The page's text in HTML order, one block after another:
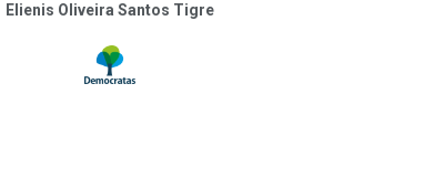
Elienis Oliveira Santos Tigre